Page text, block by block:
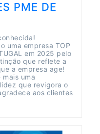
PME DE
uma empresa TOP
em 2025 pelo
que reflete a
a empresa age!
mais uma
que revigora o
aos clientes